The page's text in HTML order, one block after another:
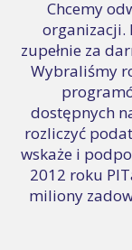
Chcemy
organizacji.
zupełnie za
Wybraliśmy
dostępnych
rozliczyć
wskaże i
2012 roku
miliony